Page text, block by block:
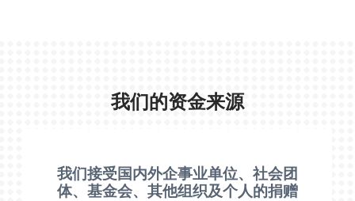
我们的资金来源
我们接受国内外企事业单位、社会团
体、基金会、其他组织及个人的捐赠